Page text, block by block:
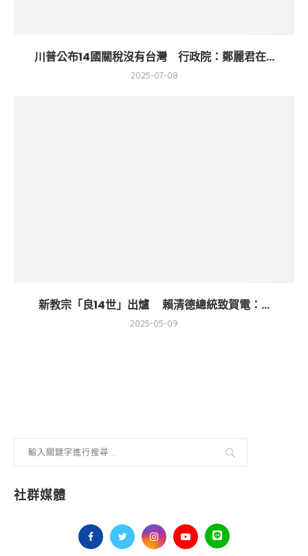
川普公布14國關稅沒有台灣 行政院：鄭麗君在...
2025-07-08
新教宗「良14世」出爐 賴清德總統致賀電：...
2025-05-09
社群媒體